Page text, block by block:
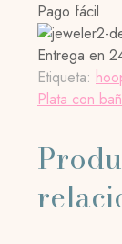
Pago fácil
Entrega en
Etiqueta:
Plata con